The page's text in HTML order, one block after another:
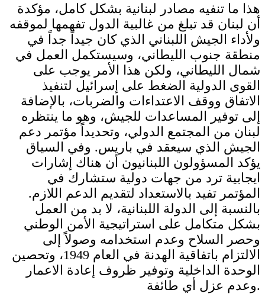
هذا ما تنفيه مصادر لبنانية بشكل كامل، مؤكدة
أن لبنان قد تبلغ من غالبية الدول تفهمها لموقفه
ولأداء الجيش اللبناني الذي كان جيداً جداً في
منطقة جنوب الليطاني، وسيستكمل العمل في
شمال الليطاني، ولكن هذا الأمر يوجب على
القوى الدولية الضغط على إسرائيل لتنفيذ
الاتفاق ووقف الاعتداءات والضربات، بالإضافة
إلى توفير المساعدات للجيش، وهو ما ينتظره
لبنان من المجتمع الدولي، وتحديداً مؤتمر دعم
الجيش الذي سيعقد في باريس. وفي السياق
يؤكد المسؤولون اللبنانيون أن هناك إشارات
ايجابية ترد من جهات دولية ستشارك في
المؤتمر تفيد بالاستعداد لتقديم الدعم اللازم.
بالنسبة إلى الدولة اللبنانية، لا بد من العمل
بشكل متكامل على استراتيجية الأمن الوطني
وحصر السلاح وعدم استخدامه وصولاً إلى
الالتزام باتفاقية الهدنة في العام 1949، وتحصين
الوحدة الداخلية وتوفير ظروف إعادة الاعمار
وعدم عزل أي طائفة.